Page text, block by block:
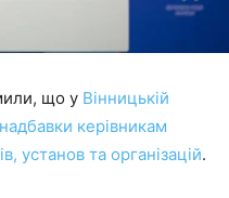
що у Вінницькій
керівникам
установ та організацій.